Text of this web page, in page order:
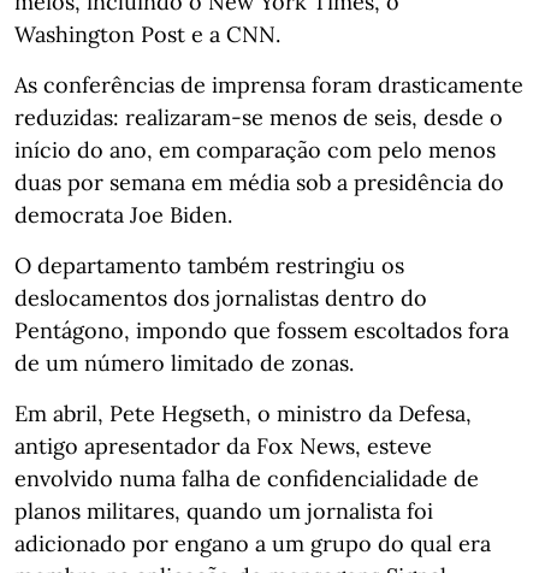
Washington Post e a CNN.
As conferências de imprensa foram drasticamente
reduzidas: realizaram-se menos de seis, desde o
início do ano, em comparação com pelo menos
duas por semana em média sob a presidência do
democrata Joe Biden.
O departamento também restringiu os
deslocamentos dos jornalistas dentro do
Pentágono, impondo que fossem escoltados fora
de um número limitado de zonas.
Em abril, Pete Hegseth, o ministro da Defesa,
antigo apresentador da Fox News, esteve
envolvido numa falha de confidencialidade de
planos militares, quando um jornalista foi
adicionado por engano a um grupo do qual era